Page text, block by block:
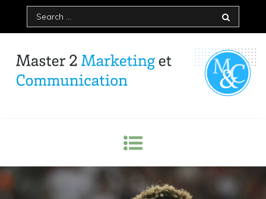
Search
for:
Communication – IAE Bordeaux